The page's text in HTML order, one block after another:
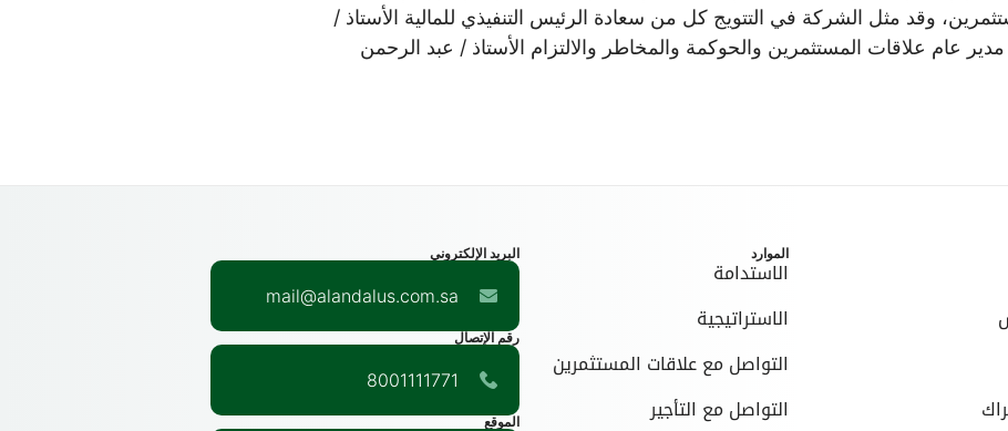
وقد مثل الشركة في التتويج كل من سعادة الرئيس التنفيذي للمالية الأستاذ /
عام علاقات المستثمرين والحوكمة والمخاطر والالتزام الأستاذ / عبد الرحمن
الموارد
الاستدامة
الاستراتيجية
التواصل مع علاقات المستثمرين
التواصل مع التأجير
البريد الإلكتروني
mail@alandalus.com.sa
رقم الإتصال
8001111771
الموقع